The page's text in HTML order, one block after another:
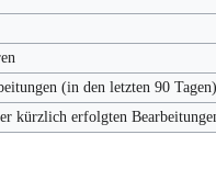
(in den letzten 90 Tagen)
kürzlich erfolgten